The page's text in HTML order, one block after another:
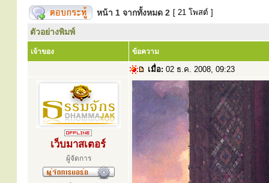
หน้า 1 จากทั้งหมด 2 [ 21 โพสต์ ]
ตัวอย่างพิมพ์
เจ้าของ ข้อความ
เมื่อ: 02 ธ.ค. 2008, 09:23
เว็บมาสเตอร์
ผู้จัดการ